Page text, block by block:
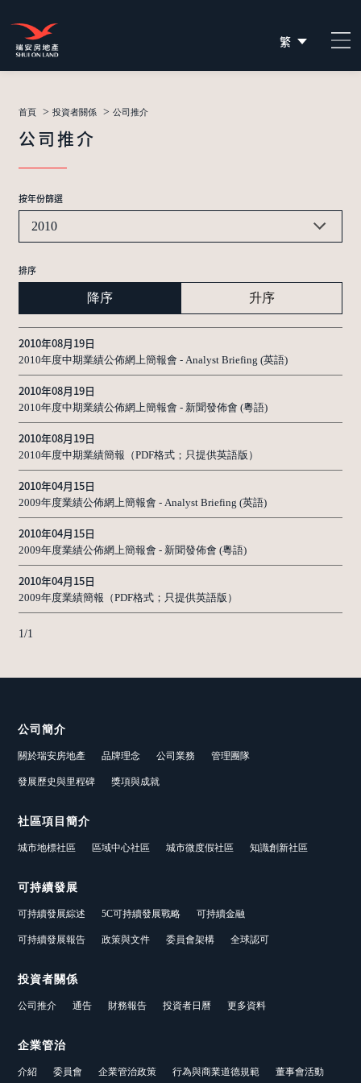
繁
简
首頁 > 投資者關係 > 公司推介
公司推介
按年份篩選
2010
排序
降序 升序
2010年08月19日
2010年度中期業績公佈網上簡報會 - Analyst Briefing (英語)
2010年08月19日
2010年度中期業績公佈網上簡報會 - 新聞發佈會 (粵語)
2010年08月19日
2010年度中期業績簡報（PDF格式；只提供英語版）
2010年04月15日
2009年度業績公佈網上簡報會 - Analyst Briefing (英語)
2010年04月15日
2009年度業績公佈網上簡報會 - 新聞發佈會 (粵語)
2010年04月15日
2009年度業績簡報（PDF格式；只提供英語版）
1/1
公司簡介
關於瑞安房地產 品牌理念 公司業務 管理團隊
發展歷史與里程碑 獎項與成就
社區項目簡介
城市地標社區 區域中心社區 城市微度假社區 知識創新社區
可持續發展
可持續發展綜述 5C可持續發展戰略 可持續金融
可持續發展報告 政策與文件 委員會架構 全球認可
投資者關係
公司推介 通告 財務報告 投資者日曆 更多資料
企業管治
介紹 委員會 企業管治政策 行為與商業道德規範 董事會活動